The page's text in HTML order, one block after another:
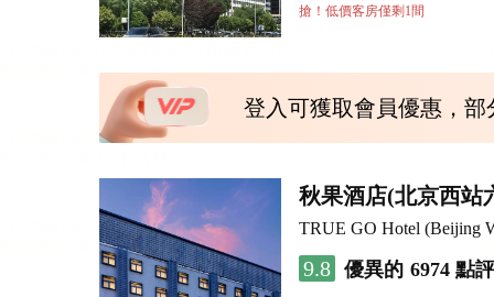
無煙樓層
搶！低價客房僅剩1間
登入可獲取會員優惠，
秋果酒店(北京西站
TRUE GO Hotel (Beijing
9.8 優異的 6974 點評